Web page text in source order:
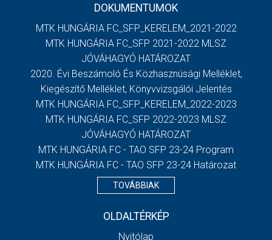
DOKUMENTUMOK
MTK HUNGÁRIA FC_SFP_KERELEM_2021-2022
MTK HUNGÁRIA FC_SFP 2021-2022 MLSZ
JÓVÁHAGYÓ HATÁROZAT
2020. Évi Beszámoló És Közhasznúsági Melléklet,
Kiegészítő Melléklet, Könyvvizsgálói Jelentés
MTK HUNGÁRIA FC_SFP_KERELEM_2022-2023
MTK HUNGÁRIA FC_SFP 2022-2023 MLSZ
JÓVÁHAGYÓ HATÁROZAT
MTK HUNGÁRIA FC - TAO SFP 23-24 Program
MTK HUNGÁRIA FC - TAO SFP 23-24 Határozat
TOVÁBBIAK
OLDALTÉRKÉP
Nyitólap